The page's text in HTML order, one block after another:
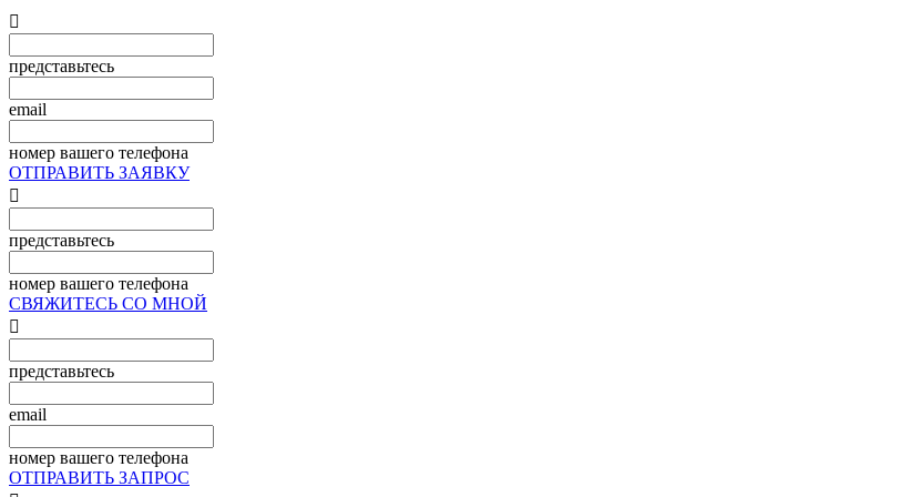

представьтесь
email
номер вашего телефона
ОТПРАВИТЬ ЗАЯВКУ

представьтесь
номер вашего телефона
СВЯЖИТЕСЬ СО МНОЙ

представьтесь
email
номер вашего телефона
ОТПРАВИТЬ ЗАПРОС